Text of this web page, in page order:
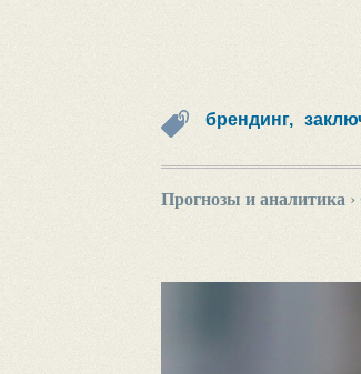
брендинг,
Прогнозы и аналитика ›